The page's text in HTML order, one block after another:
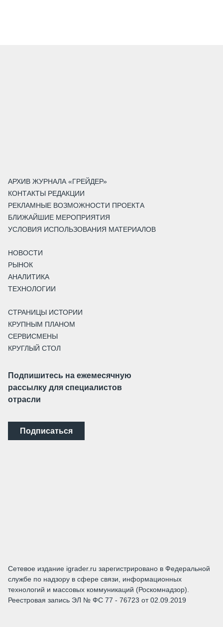
АРХИВ ЖУРНАЛА «ГРЕЙДЕР»
КОНТАКТЫ РЕДАКЦИИ
РЕКЛАМНЫЕ ВОЗМОЖНОСТИ ПРОЕКТА
БЛИЖАЙШИЕ МЕРОПРИЯТИЯ
УСЛОВИЯ ИСПОЛЬЗОВАНИЯ МАТЕРИАЛОВ
НОВОСТИ
РЫНОК
АНАЛИТИКА
ТЕХНОЛОГИИ
СТРАНИЦЫ ИСТОРИИ
КРУПНЫМ ПЛАНОМ
СЕРВИСМЕНЫ
КРУГЛЫЙ СТОЛ
Подпишитесь на ежемесячную
рассылку для специалистов
отрасли
Подписаться
Сетевое издание igrader.ru зарегистрировано в Федеральной
службе по надзору в сфере связи, информационных
технологий и массовых коммуникаций (Роскомнадзор).
Реестровая запись ЭЛ № ФС 77 - 76723 от 02.09.2019